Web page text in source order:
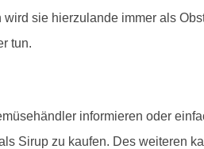
sie hierzulande immer als
tun.
informieren oder
Sirup zu kaufen. Des weiteren